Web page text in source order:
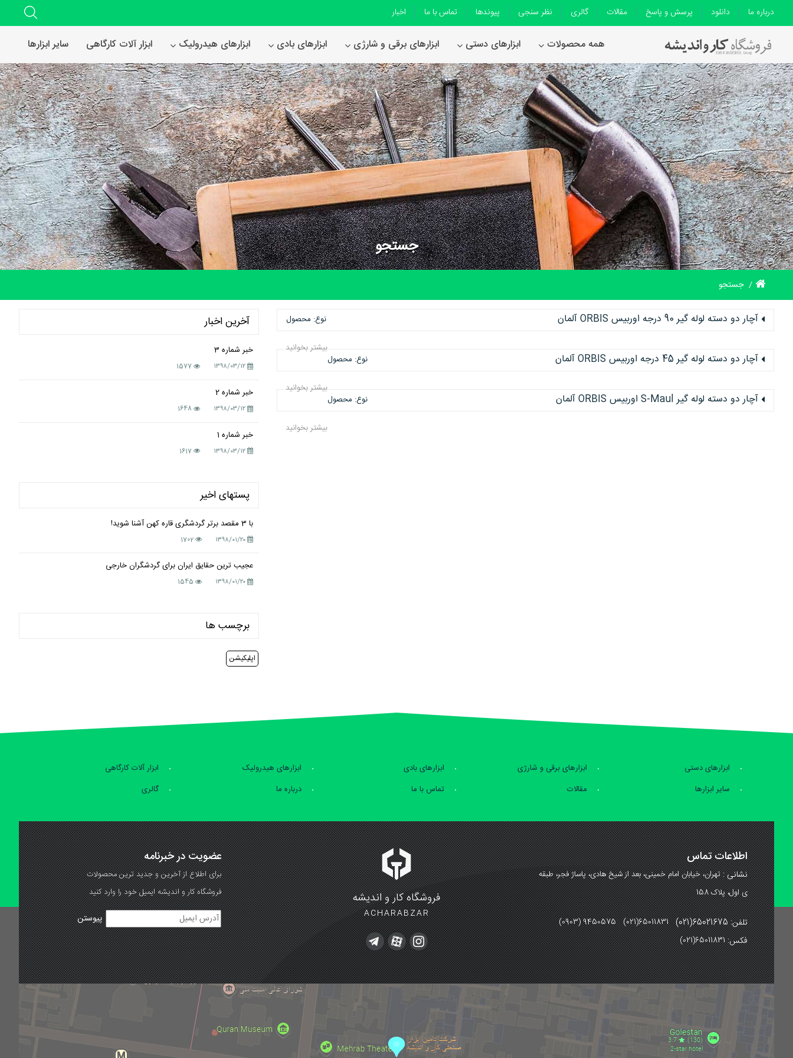
همه محصولات ابزارهای دستی ابزارهای برقی و شارژی ابزارهای بادی ابزارهای هیدرولیک ابزار آلات کارگاهی سایر ابزارها
درباره ما دانلود پرسش و پاسخ مقالات گالری نظر سنجی پیوندها تماس با ما اخبار
جستجو
جستجو
آچار دو دسته لوله گیر 90 درجه اوربیس ORBIS آلمان نوع: محصول
بیشتر بخوانید
آچار دو دسته لوله گیر 45 درجه اوربیس ORBIS آلمان نوع: محصول
بیشتر بخوانید
آچار دو دسته لوله گیر S-Maul اوربیس ORBIS آلمان نوع: محصول
بیشتر بخوانید
آخرین اخبار
خبر شماره 3
۱۳۹۸/۰۳/۱۲ 1577
خبر شماره 2
۱۳۹۸/۰۳/۱۲ 1648
خبر شماره 1
۱۳۹۸/۰۳/۱۲ 1617
پستهای اخیر
با 3 مقصد برتر گردشگری قاره کهن آشنا شوید!
۱۳۹۸/۰۱/۲۰ 1702
عجیب ترین حقایق ایران برای گردشگران خارجی
۱۳۹۸/۰۱/۲۰ 1545
برچسب ها
اپلیکیشن
ابزارهای دستی ابزارهای برقی و شارژی ابزارهای بادی ابزارهای هیدرولیک
ابزار آلات کارگاهی
سایر ابزارها
مقالات تماس با ما درباره ما گالری
فروشگاه کار و اندیشه
ACHARABZAR
اطلاعات تماس
نشانی :تهران، خیابان امام خمینی، بعد از شیخ هادی، پاساژ فجر، طبقه
ی اول، پلاک 158
تلفن: 65021675(021) (0903) 9450575 (021)65011831
فکس:(021)65011831
عضویت در خبرنامه
برای اطلاع از آخرین و جدید ترین محصولات
فروشگاه کار و اندیشه ایمیل خود را وارد کنید